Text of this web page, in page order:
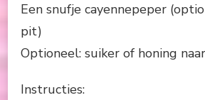
Een snufje cayennepeper
pit)
Optioneel: suiker of honing
Instructies: